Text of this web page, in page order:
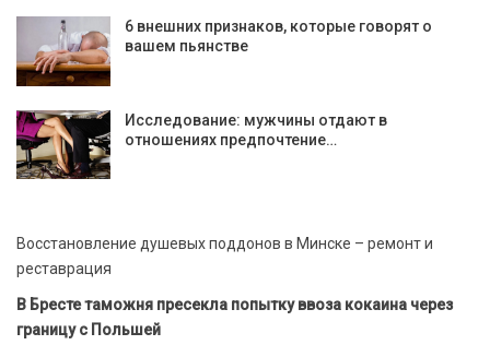
6 внешних признаков, которые говорят о
вашем пьянстве
Исследование: мужчины отдают в
отношениях предпочтение…
Восстановление душевых поддонов в Минске – ремонт и
реставрация
В Бресте таможня пресекла попытку ввоза кокаина через
границу с Польшей